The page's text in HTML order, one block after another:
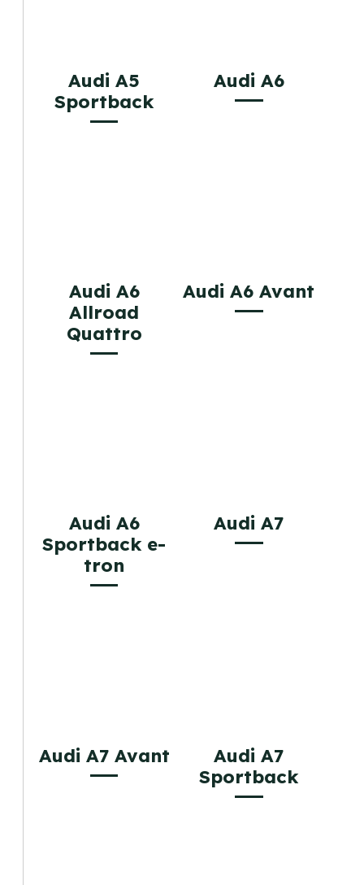
Audi A5
Sportback
Audi A6
Audi A6
Allroad
Quattro
Audi A6 Avant
Audi A6
Sportback e-
tron
Audi A7
Audi A7 Avant
Audi A7
Sportback